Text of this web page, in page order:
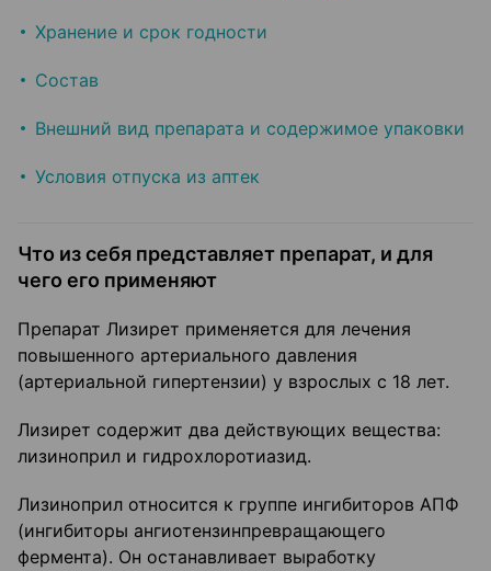
Хранение и срок годности
Состав
Внешний вид препарата и содержимое упаковки
Условия отпуска из аптек
Что из себя представляет препарат, и для
чего его применяют
Препарат Лизирет применяется для лечения
повышенного артериального давления
(артериальной гипертензии) у взрослых с 18 лет.
Лизирет содержит два действующих вещества:
лизиноприл и гидрохлоротиазид.
Лизиноприл относится к группе ингибиторов АПФ
(ингибиторы ангиотензинпревращающего
фермента). Он останавливает выработку